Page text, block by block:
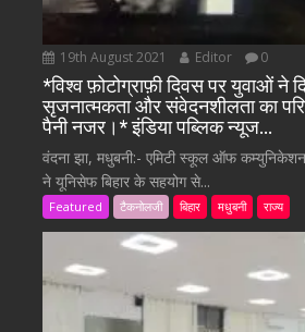
19th August 2021 Editor 0
*विश्व फ़ोटोग्राफ़ी दिवस पर युवाओं ने
सृजनात्मकता और संवेदनशीलता का
पैनी नजर।* इंडिया पब्लिक न्यूज…
वंदना झा, मधुबनी:- एमिटी स्कूल ऑफ कम्युनिकेशन,
ने यूनिसेफ बिहार के सहयोग से...
Featured टैकनोलजी बिहार मधुबनी राज्य